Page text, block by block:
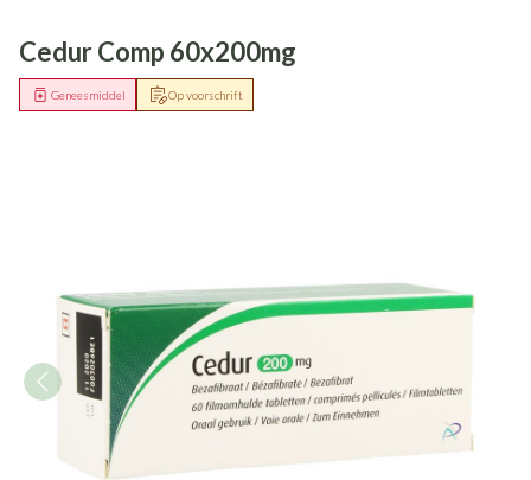
Cedur Comp 60x200mg
Op voorschrift
Geneesmiddel